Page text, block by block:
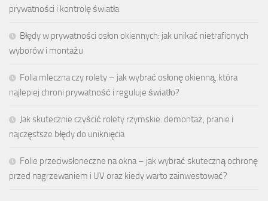
prywatności i kontrolę światła
Błędy w prywatności osłon okiennych: jak unikać nietrafionych
wyborów i montażu
Folia mleczna czy rolety – jak wybrać osłonę okienną, która
najlepiej chroni prywatność i reguluje światło?
Jak skutecznie czyścić rolety rzymskie: demontaż, pranie i
najczęstsze błędy do uniknięcia
Folie przeciwsłoneczne na okna – jak wybrać skuteczną ochronę
przed nagrzewaniem i UV oraz kiedy warto zainwestować?